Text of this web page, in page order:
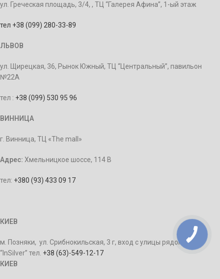
ул. Греческая площадь, 3/4, , ТЦ “Галерея Афина”, 1-ый этаж
тел +38 (099) 280-33-89
ЛЬВОВ
ул. Щирецкая, 36, Рынок Южный, ТЦ “Центральный”, павильон
№22А
тел : +38 (099) 530 95 96
ВИННИЦА
г. Винница, ТЦ «The mall»
Адрес: Хмельницкое шоссе, 114 В
тел: +380 (93) 433 09 17
КИЕВ
м. Позняки, ул. Срибнокильская, 3 г, вход с улицы рядом с ТЦ
“InSilver” тел. +38 (63)-549-12-17
КИЕВ